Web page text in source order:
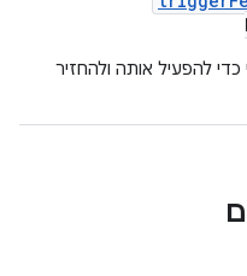
להפעיל אותה ולהחזיר